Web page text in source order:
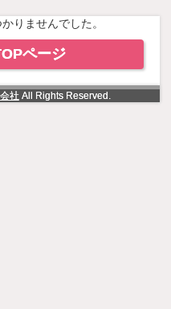
りませんでした。
ページ
社All Rights Reserved.